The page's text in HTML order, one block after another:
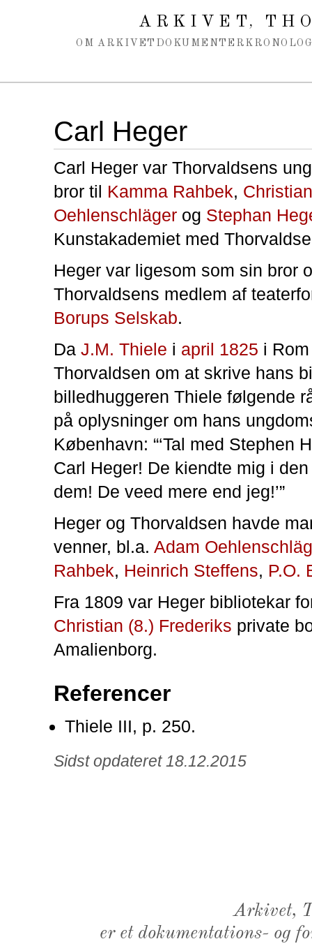
ARKIVET,
OM ARKIVET DOKUMENTER
Carl Heger
Carl Heger var Thorvaldsens
bror til Kamma Rahbek,
Oehlenschläger og Stephan
Kunstakademiet med
Heger var ligesom som sin bror
Thorvaldsens medlem af
Borups Selskab.
Da J.M. Thiele i april 1825 i
Thorvaldsen om at skrive hans
billedhuggeren Thiele følgende
på oplysninger om hans
København: “‘Tal med Stephen
Carl Heger! De kiendte mig i
dem! De veed mere end jeg!’”
Heger og Thorvaldsen havde
venner, bl.a. Adam
Rahbek, Heinrich Steffens, P.O.
Fra 1809 var Heger bibliotekar
Christian (8.) Frederiks private
Amalienborg.
Referencer
Thiele III, p. 250.
Sidst opdateret 18.12.2015
Arkivet,
er et dokumentations- og